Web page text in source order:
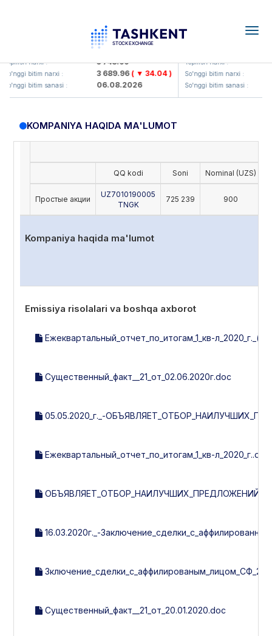
(<O'zmetkombinat> AJ)
narxi : 3 748.99
bitim narxi : 3 689.96( ▼ 34.04 )
bitim sanasi : 06.08.2026
Yopilish narxi :
So'nggi bitim narxi :
So'nggi bitim sanasi :
KOMPANIYA HAQIDA MA'LUMOT
QQ kodi Soni Nominal (UZS)
Простые акции
UZ7010190005
TNGK
725 239 900
Kompaniya haqida ma'lumot
Emissiya risolalari va boshqa axborot
Ежеквартальный_отчет_по_итогам_1_кв-
Существенный_факт__21_от_02.06.2020г.doc
05.05.2020_г._-
Ежеквартальный_отчет_по_итогам_1_кв-
16.03.2020г._-
Существенный_факт__21_от_20.01.2020.doc